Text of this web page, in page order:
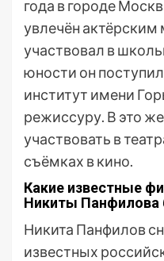
года в городе
увлечён актёрским
участвовал в
юности он
институт имени
режиссуру. В это
участвовать в
съёмках в кино.
Какие известные
Никиты
Никита Панфилов
известных